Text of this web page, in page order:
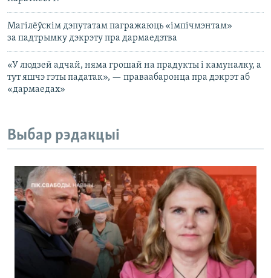
Магілёўскім дэпутатам пагражаюць «імпічмэнтам»
за падтрымку дэкрэту пра дармаедзтва
«У людзей адчай, няма грошай на прадукты і камуналку, а
тут яшчэ гэты падатак», — праваабаронца пра дэкрэт аб
«дармаедах»
Выбар рэдакцыі